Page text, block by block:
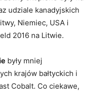
udziale kanadyjskich
Niemiec, USA i
2016 na Litwie.
były mniej
krajów bałtyckich i
Cobalt. Co ciekawe,